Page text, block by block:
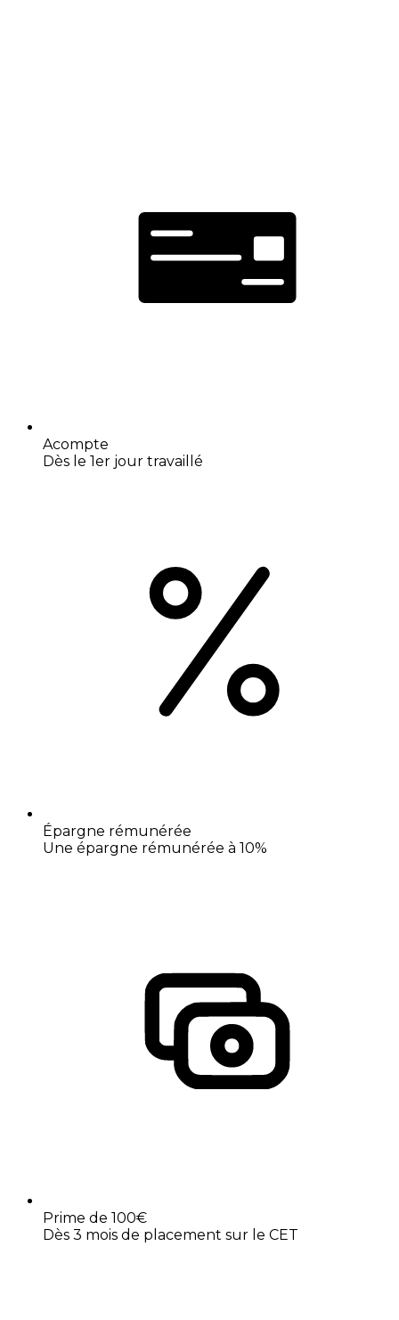
Acompte
Dès le 1er jour travaillé
Épargne rémunérée
Une épargne rémunérée à 10%
Prime de 100€
Dès 3 mois de placement sur le CET